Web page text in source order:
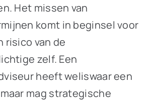
Het missen van
komt in beginsel voor
risico van de
zelf. Een
heeft weliswaar een
mag strategische